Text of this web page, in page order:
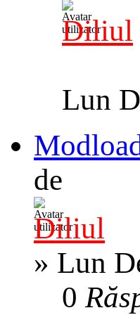
Diliul
Lun
de
Diliul
» Lun
0